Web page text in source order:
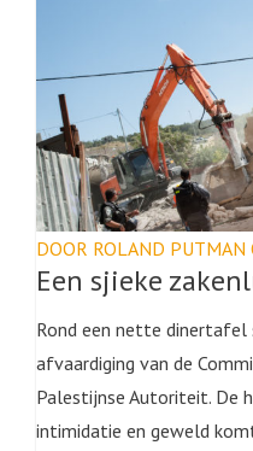
DOOR ROLAND PUTMAN
Een sjieke
Rond een nette
afvaardiging van de
Palestijnse Autoriteit. De
intimidatie en geweld